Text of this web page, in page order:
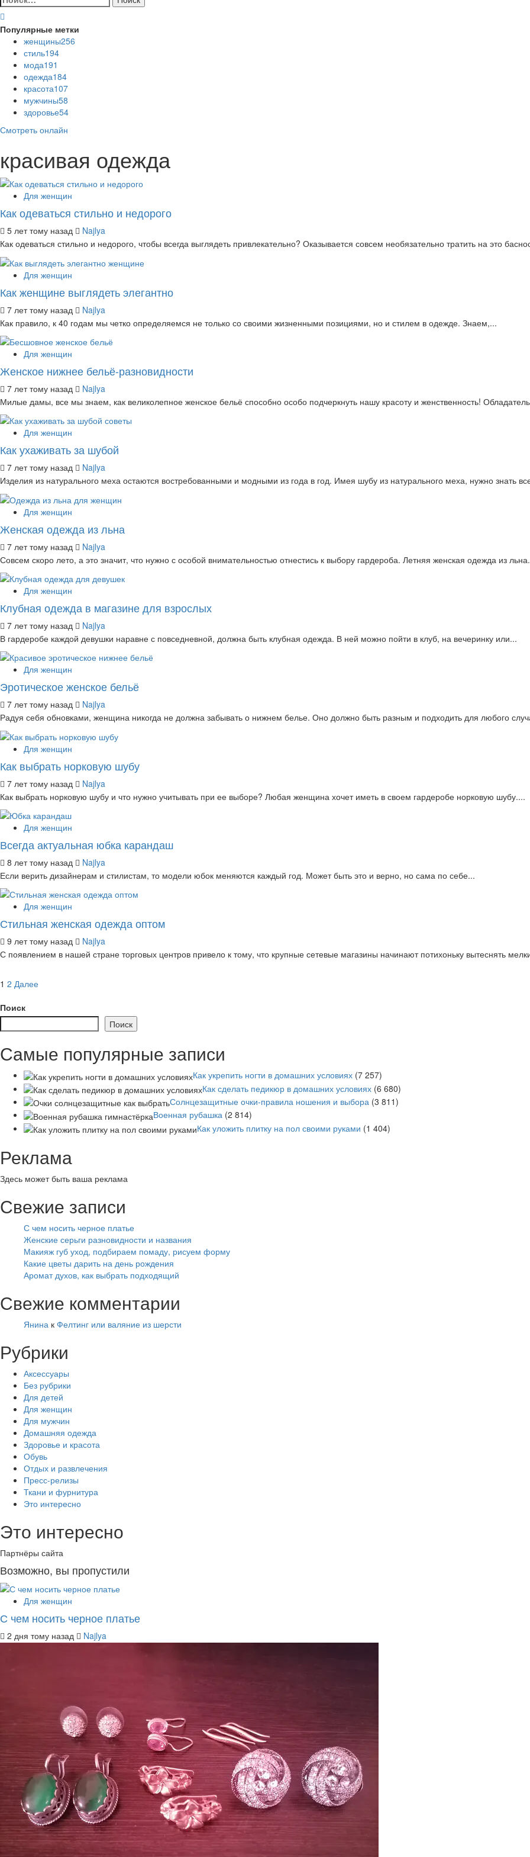
Популярные метки
женщины256
стиль194
мода191
одежда184
красота107
мужчины58
здоровье54
Смотреть онлайн
красивая одежда
Для женщин
Как одеваться стильно и недорого
5 лет тому назад
Najlya
Как одеваться стильно и недорого, чтобы всегда выглядеть привлекательно? Оказывается совсем необязательно тратить на это
Для женщин
Как женщине выглядеть элегантно
7 лет тому назад
Najlya
Как правило, к 40 годам мы четко определяемся не только со своими жизненными позициями, но и стилем в одежде. Знаем,...
Для женщин
Женское нижнее бельё-разновидности
7 лет тому назад
Najlya
Милые дамы, все мы знаем, как великолепное женское бельё способно особо подчеркнуть нашу красоту и женственность!
Для женщин
Как ухаживать за шубой
7 лет тому назад
Najlya
Изделия из натурального меха остаются востребованными и модными из года в год. Имея шубу из натурального меха, нужно знать
Для женщин
Женская одежда из льна
7 лет тому назад
Najlya
Совсем скоро лето, а это значит, что нужно с особой внимательностью отнестись к выбору гардероба. Летняя женская одежда из
Для женщин
Клубная одежда в магазине для взрослых
7 лет тому назад
Najlya
В гардеробе каждой девушки наравне с повседневной, должна быть клубная одежда. В ней можно пойти в клуб, на вечеринку или...
Для женщин
Эротическое женское бельё
7 лет тому назад
Najlya
Радуя себя обновками, женщина никогда не должна забывать о нижнем белье. Оно должно быть разным и подходить для любого
Для женщин
Как выбрать норковую шубу
7 лет тому назад
Najlya
Как выбрать норковую шубу и что нужно учитывать при ее выборе? Любая женщина хочет иметь в своем гардеробе норковую шубу....
Для женщин
Всегда актуальная юбка карандаш
8 лет тому назад
Najlya
Если верить дизайнерам и стилистам, то модели юбок меняются каждый год. Может быть это и верно, но сама по себе...
Для женщин
Стильная женская одежда оптом
9 лет тому назад
Najlya
С появлением в нашей стране торговых центров привело к тому, что крупные сетевые магазины начинают потихоньку вытеснять
Пагинация
записей
1 2 Далее
Поиск
Поиск
Самые популярные записи
Как укрепить ногти в домашних условиях (7 257)
Как сделать педикюр в домашних условиях (6 680)
Солнцезащитные очки-правила ношения и выбора (3 811)
Военная рубашка (2 814)
Как уложить плитку на пол своими руками (1 404)
Реклама
Здесь может быть ваша реклама
Свежие записи
С чем носить черное платье
Женские серьги разновидности и названия
Макияж губ уход, подбираем помаду, рисуем форму
Какие цветы дарить на день рождения
Аромат духов, как выбрать подходящий
Свежие комментарии
Янина к Фелтинг или валяние из шерсти
Рубрики
Аксессуары
Без рубрики
Для детей
Для женщин
Для мужчин
Домашняя одежда
Здоровье и красота
Обувь
Отдых и развлечения
Пресс-релизы
Ткани и фурнитура
Это интересно
Это интересно
Партнёры сайта
Возможно, вы пропустили
Для женщин
С чем носить черное платье
2 дня тому назад Najlya